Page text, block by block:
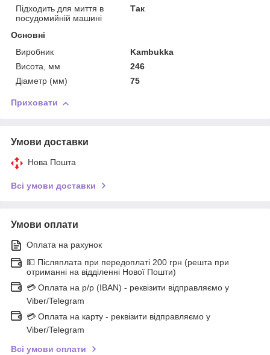
Підходить для миття в
посудомийній машині
Так
Основні
Виробник
Kambukka
Висота, мм
246
Діаметр (мм)
75
Приховати
Умови доставки
Нова Пошта
Всі умови доставки
Умови оплати
Оплата на рахунок
💵 Післяплата при передоплаті 200 грн (решта при
отриманні на відділенні Нової Пошти)
💳 Оплата на р/р (IBAN) - реквізити відправляємо у
Viber/Telegram
💳 Оплата на карту - реквізити відправляємо у
Viber/Telegram
Всі умови оплати